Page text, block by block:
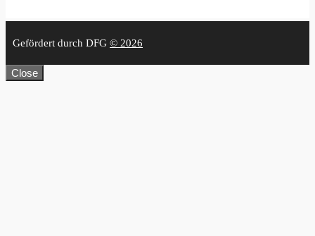
Gefördert durch DFG © 2026
Close